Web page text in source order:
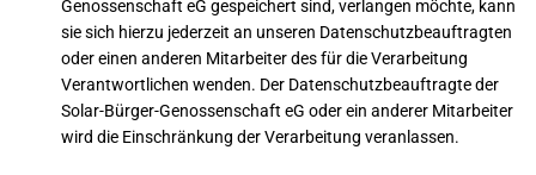
Genossenschaft eG gespeichert sind, verlangen möchte, kann
sie sich hierzu jederzeit an unseren Datenschutzbeauftragten
oder einen anderen Mitarbeiter des für die Verarbeitung
Verantwortlichen wenden. Der Datenschutzbeauftragte der
Solar-Bürger-Genossenschaft eG oder ein anderer Mitarbeiter
wird die Einschränkung der Verarbeitung veranlassen.